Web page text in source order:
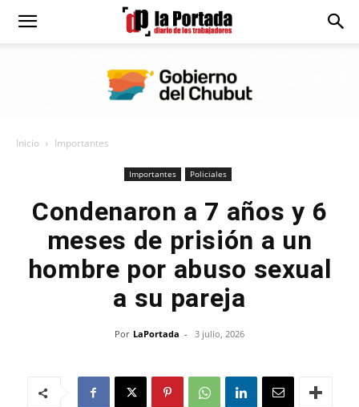
Diario
Inicio Importantes
Importantes Policiales
Condenaron a 7 años y 6
meses de prisión a un
hombre por abuso sexual
a su pareja
Por LaPortada - 3 julio, 2026